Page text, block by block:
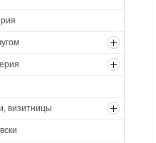
визитницы